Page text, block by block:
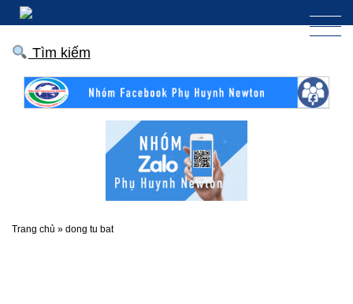
Tìm kiếm
Trang chủ » dong tu bat